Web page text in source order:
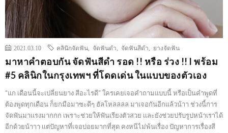
2021.03.10 คลินิกจัดฟัน จัดฟันดำ จัดฟันสีดำ ยางจัดฟัน
มาหาคำตอบกัน จัดฟันสีดำ รอด !! หรือ ร่วง !! l พร้อม
#5 คลินิกในกรุงเทพฯ ที่โดดเด่น ในแบบของตัวเอง
“แก เดือนนี้จะเปลี่ยนยาง สีอะไรดี” ใครเคยเจอคำถามแบบนี้ หรือเป็นคำพูดที่
ต้องพูดทุกเดือน ก็ยกมือมาซะดีๆ ฮัลโหลลลล มาเจอกันอีกเเล้วน้าา ช่วงนี้การ
จัดฟันมาเเรงมากกก เพราะช่วยให้ฟันเรียงตัวสวย เเละยังช่วยปรับรูปหน้าเราได้
อีกด้วยน้าาา เเต่ปัญหาที่เจอบ่อยมากที่สุด คงหนีไม่พ้นเรื่อง ปัญหาการเรื่องสี